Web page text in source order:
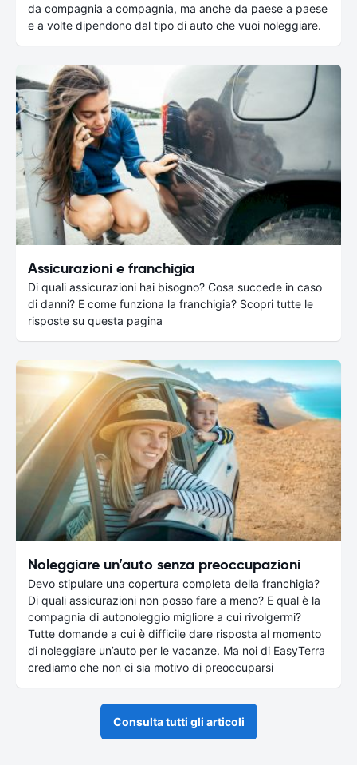
da compagnia a compagnia, ma anche da paese a paese
e a volte dipendono dal tipo di auto che vuoi noleggiare.
Assicurazioni e franchigia
Di quali assicurazioni hai bisogno? Cosa succede in caso
di danni? E come funziona la franchigia? Scopri tutte le
risposte su questa pagina
Noleggiare un’auto senza preoccupazioni
Devo stipulare una copertura completa della franchigia?
Di quali assicurazioni non posso fare a meno? E qual è la
compagnia di autonoleggio migliore a cui rivolgermi?
Tutte domande a cui è difficile dare risposta al momento
di noleggiare un’auto per le vacanze. Ma noi di EasyTerra
crediamo che non ci sia motivo di preoccuparsi
Consulta tutti gli articoli